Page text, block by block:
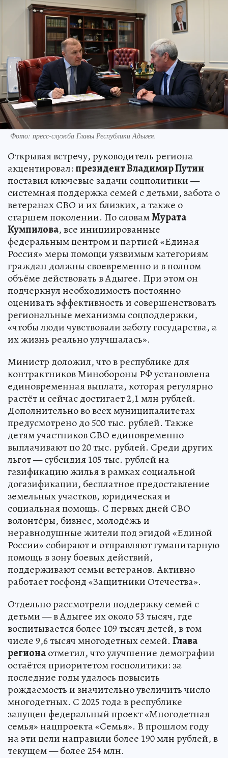
Фото: пресс-служба Главы Республики Адыгея.
Открывая встречу, руководитель региона
акцентировал:президент Владимир Путин
поставил ключевые задачи соцполитики —
системная поддержка семей с детьми, забота о
ветеранах СВО и их близких, а также о
старшем поколении. По словамМурата
Кумпилова, все инициированные
федеральным центром и партией «Единая
Россия» меры помощи уязвимым категориям
граждан должны своевременно и в полном
объёме действовать в Адыгее. При этом он
подчеркнул необходимость постоянно
оценивать эффективность и совершенствовать
региональные механизмы соцподдержки,
«чтобы люди чувствовали заботу государства, а
их жизнь реально улучшалась».
Министр доложил, что в республике для
контрактников Минобороны РФ установлена
единовременная выплата, которая регулярно
растёт и сейчас достигает 2,1 млн рублей.
Дополнительно во всех муниципалитетах
предусмотрено до 500 тыс. рублей. Также
детям участников СВО единовременно
выплачивают по 20 тыс. рублей. Среди других
льгот — субсидия 105 тыс. рублей на
газификацию жилья в рамках социальной
догазификации, бесплатное предоставление
земельных участков, юридическая и
социальная помощь. С первых дней СВО
волонтёры, бизнес, молодёжь и
неравнодушные жители под эгидой «Единой
России» собирают и отправляют гуманитарную
помощь в зону боевых действий,
поддерживают семьи ветеранов. Активно
работает госфонд «Защитники Отечества».
Отдельно рассмотрели поддержку семей с
детьми — в Адыгее их около 53 тысяч, где
воспитывается более 109 тысяч детей, в том
числе 9,6 тысяч многодетных семей. Глава
регионаотметил, что улучшение демографии
остаётся приоритетом госполитики: за
последние годы удалось повысить
рождаемость и значительно увеличить число
многодетных. С 2025 года в республике
запущен федеральный проект «Многодетная
семья» нацпроекта «Семья». В прошлом году
на эти цели направили более 190 млн рублей, в
текущем — более 254 млн.